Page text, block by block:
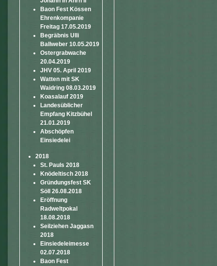
Baon Fest Kössen
Ehrenkompanie
Freitag 17.05.2019
Begräbnis Ulli
Ballweber 10.05.2019
Ostergrabwache
20.04.2019
JHV 05. April 2019
Watten mit SK
Waidring 08.03.2019
Koasalauf 2019
Landesüblicher
Empfang Kitzbühel
21.01.2019
Abschöpfen
Einsiedelei
2018
St. Pauls 2018
Knödeltisch 2018
Gründungsfest SK
Söll 26.08.2018
Eröffnung
Radweltpokal
18.08.2018
Seilziehen Jaggasn
2018
Einsiedeleimesse
02.07.2018
Baon Fest